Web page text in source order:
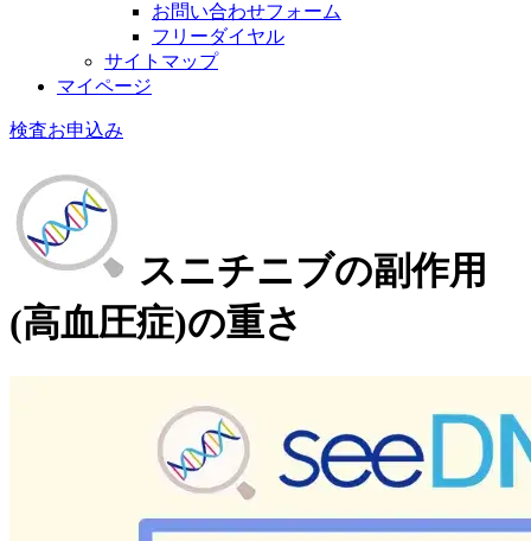
お問い合わせフォーム
フリーダイヤル
サイトマップ
マイページ
検査お申込み
スニチニブの副作用
(高血圧症)の重さ